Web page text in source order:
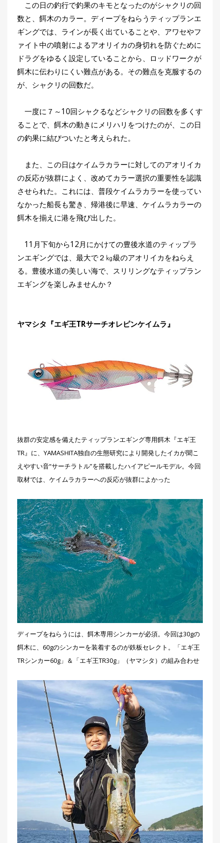
この日の釣行で釣果のキモとなったのがシャクリの回
数と、餌木のカラー。ディープをねらうティップランエ
ギングでは、ラインが長く出ていることや、アワセやフ
ァイト中の噴射によるアオリイカの身切れを防ぐために
ドラグをゆるく設定していることから、ロッドワークが
餌木に伝わりにくい難点がある。その難点を克服するの
が、シャクリの回数だ。
一度に７～10回シャクるなどシャクリの回数を多くす
ることで、餌木の動きにメリハリをつけたのが、この日
の釣果に結びついたと考えられた。
また、この日はケイムラカラーに対してのアオリイカ
の反応が抜群によく、改めてカラー選択の重要性を認識
させられた。これには、普段ケイムラカラーを使ってい
なかった船長も驚き、帰港後に早速、ケイムラカラーの
餌木を揃えに港を飛び出した。
11月下旬から12月にかけての豊後水道のティップラ
ンエギングでは、最大で２㎏級のアオリイカをねらえ
る。豊後水道の美しい海で、スリリングなティップラン
エギングを楽しみませんか？
ヤマシタ『エギ王TRサーチオレピンケイムラ』
抜群の安定感を備えたティップランエギング専用餌木『エギ王
TR』に、YAMASHITA独自の生態研究により開発したイカが聞こ
えやすい音“サーチラトル”を搭載したハイアピールモデル。今回
取材では、ケイムラカラーへの反応が抜群によかった
ディープをねらうには、餌木専用シンカーが必須。今回は30gの
餌木に、60gのシンカーを装着するのが鉄板セレクト。「エギ王
TRシンカー60g」＆「エギ王TR30g」（ヤマシタ）の組み合わせ